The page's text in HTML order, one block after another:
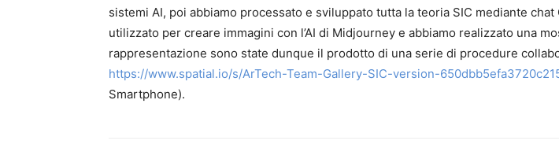
sistemi AI, poi abbiamo processato e sviluppato tutta la teoria SIC mediante
utilizzato per creare immagini con l’AI di Midjourney e abbiamo realizzato una
rappresentazione sono state dunque il prodotto di una serie di procedure
https://www.spatial.io/s/ArTech-Team-Gallery-SIC-version-
Smartphone).